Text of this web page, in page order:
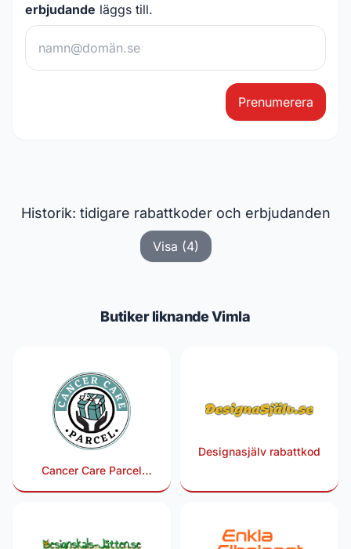
erbjudande läggs till.
Prenumerera
Historik: tidigare rabattkoder och erbjudanden
Visa (4)
Butiker liknande Vimla
Cancer Care Parcel
Designasjälv rabattkod